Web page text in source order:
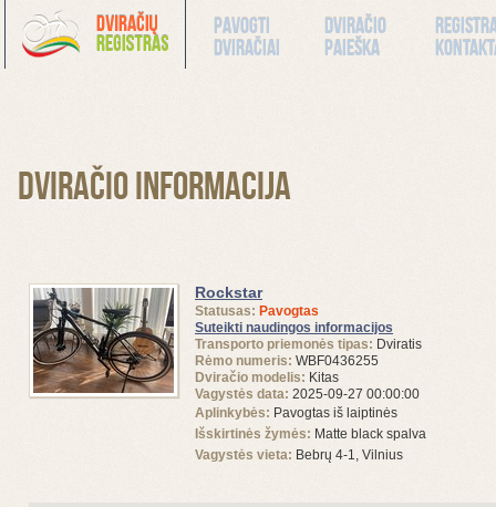
Pavogti
dviračiai
Dviračio
paieška
Dviračio informacija
Rockstar
Statusas: Pavogtas
Suteikti naudingos informacijos
Transporto priemonės tipas: Dviratis
Rėmo numeris: WBF0436255
Dviračio modelis: Kitas
Vagystės data: 2025-09-27 00:00:00
Aplinkybės: Pavogtas iš laiptinės
Išskirtinės žymės: Matte black spalva
Vagystės vieta: Bebrų 4-1, Vilnius